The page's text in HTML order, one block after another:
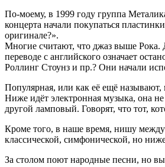
По-моему, в 1999 году группа
концерта начали покупаться
оригинале?».
Многие считают, что джаз выше Рока.
переводе с английского означает
Роллинг Стоунз и пр.? Они начали
Популярная, или как её ещё называют,
Ниже идёт электронная музыка, она
другой ламповый. Говорят, что тот,
Кроме того, в наше время, нишу между
классической, симфонической, но
За столом поют народные песни, но